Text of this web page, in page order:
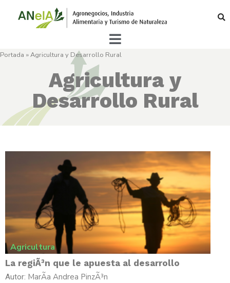
Portada »Agricultura y Desarrollo Rural
Agricultura y
Desarrollo Rural
Agricultura
La regiÃ³n que le apuesta al desarrollo
Autor: MarÃ­a Andrea PinzÃ³n